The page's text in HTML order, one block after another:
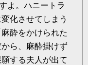
よ。ハニートラ
化させてしまう
酔をかけられた
ら、麻酔掛けず
する夫人が出て